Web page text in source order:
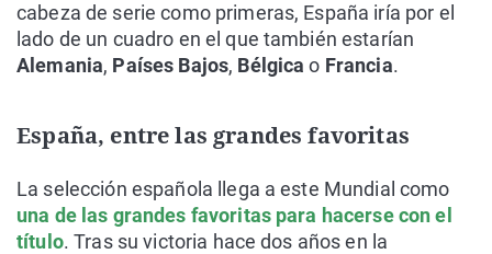
cabeza de serie como primeras, España iría por el
lado de un cuadro en el que también estarían
Alemania, Países Bajos, Bélgica o Francia.
España, entre las grandes favoritas
La selección española llega a este Mundial como
una de las grandes favoritas para hacerse con el
título. Tras su victoria hace dos años en la